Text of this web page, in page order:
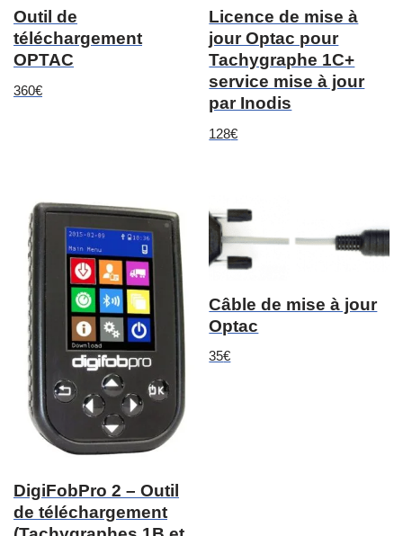
Outil de
téléchargement
OPTAC
360€
Licence de mise à
jour Optac pour
Tachygraphe 1C+
service mise à jour
par Inodis
128€
DigiFobPro 2 – Outil
de téléchargement
Câble de mise à jour
Optac
35€